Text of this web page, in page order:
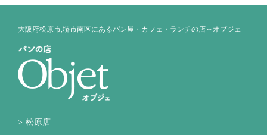
大阪府松原市,堺市南区にあるパン屋・カフェ・ランチの店～オブジェ
松原店